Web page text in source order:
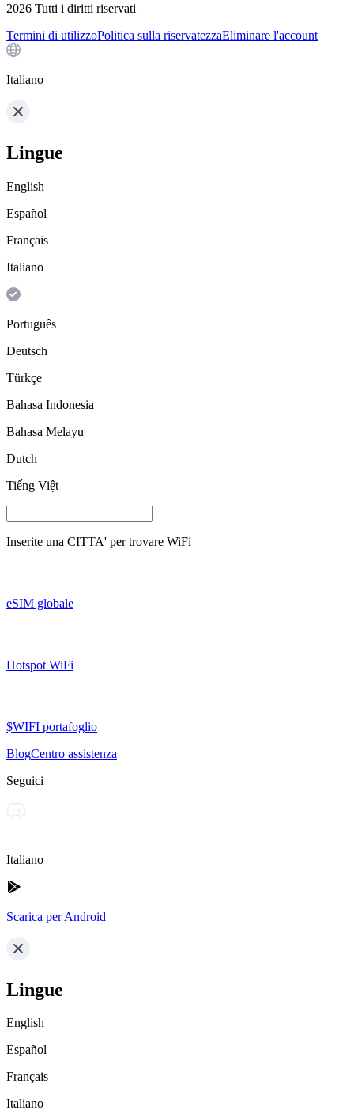
2026 Tutti i diritti riservati
Termini di utilizzoPolitica sulla riservatezzaEliminare l'account
Italiano
Lingue
English
Español
Français
Italiano
Português
Deutsch
Türkçe
Bahasa Indonesia
Bahasa Melayu
Dutch
Tiếng Việt
Inserite una CITTA' per trovare WiFi
eSIM globale
Hotspot WiFi
$WIFI portafoglio
BlogCentro assistenza
Seguici
Italiano
Scarica per Android
Lingue
English
Español
Français
Italiano